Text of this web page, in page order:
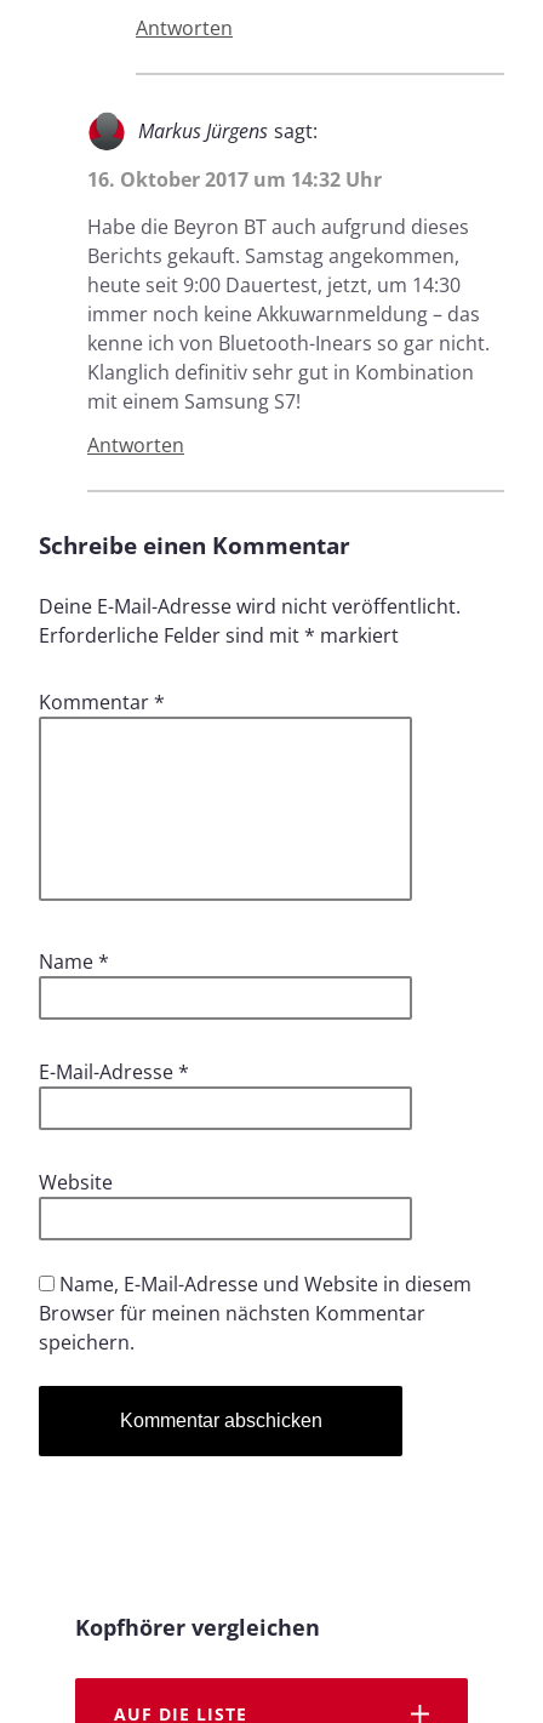
Antworten
Markus Jürgens sagt:
16. Oktober 2017 um 14:32 Uhr
Habe die Beyron BT auch aufgrund dieses
Berichts gekauft. Samstag angekommen,
heute seit 9:00 Dauertest, jetzt, um 14:30
immer noch keine Akkuwarnmeldung – das
kenne ich von Bluetooth-Inears so gar nicht.
Klanglich definitiv sehr gut in Kombination
mit einem Samsung S7!
Antworten
Schreibe einen Kommentar
Deine E-Mail-Adresse wird nicht veröffentlicht.
Erforderliche Felder sind mit* markiert
Kommentar*
Name*
E-Mail-Adresse*
Website
Name, E-Mail-Adresse und Website in diesem
Browser für meinen nächsten Kommentar
speichern.
Kopfhörer vergleichen
AUF DIE LISTE